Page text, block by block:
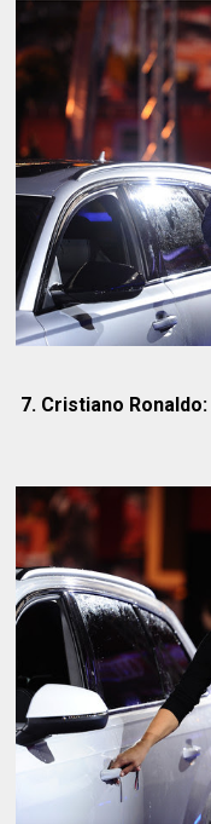
7. Cristiano Ronaldo: